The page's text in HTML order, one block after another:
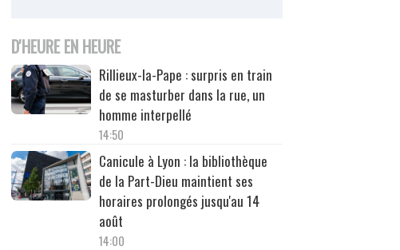
D'HEURE EN HEURE
Rillieux-la-Pape : surpris en train
de se masturber dans la rue, un
homme interpellé
14:50
Canicule à Lyon : la bibliothèque
de la Part-Dieu maintient ses
horaires prolongés jusqu'au 14
août
14:00